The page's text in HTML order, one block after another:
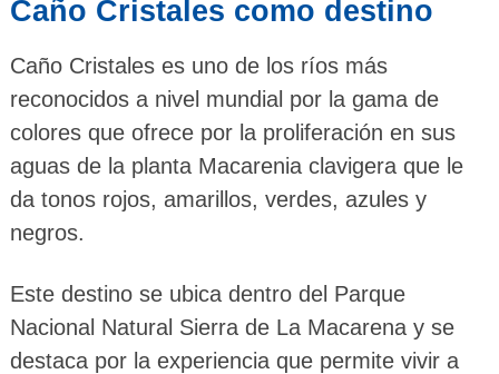
Caño Cristales como destino
Caño Cristales es uno de los ríos más
reconocidos a nivel mundial por la gama de
colores que ofrece por la proliferación en sus
aguas de la planta Macarenia clavigera que le
da tonos rojos, amarillos, verdes, azules y
negros.
Este destino se ubica dentro del Parque
Nacional Natural Sierra de La Macarena y se
destaca por la experiencia que permite vivir a